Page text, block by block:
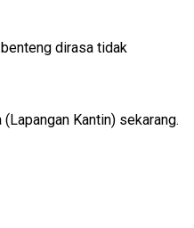
dirasa tidak
Kantin) sekarang.